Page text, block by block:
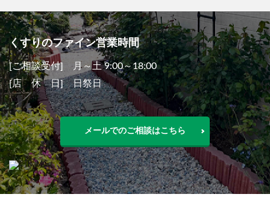
くすりのファイン営業時間
[ご相談受付] 月～土 9:00～18:00
[店 休 日] 日祭日
メールでのご相談はこちら